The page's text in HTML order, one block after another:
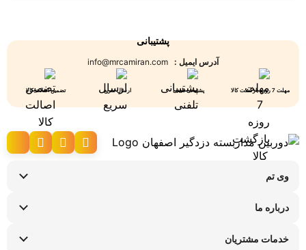
پشتیبانی
آدرس ایمیل :
مهلت 7 روزه بازگشت کالا پشتیبانی تلفنی ارسال سریع تضمین اصالت کالا
وی تم
شرایط عودت کالا
پیگیری سفارش
درباره ما
تماس با ما
خدمات مشتریان